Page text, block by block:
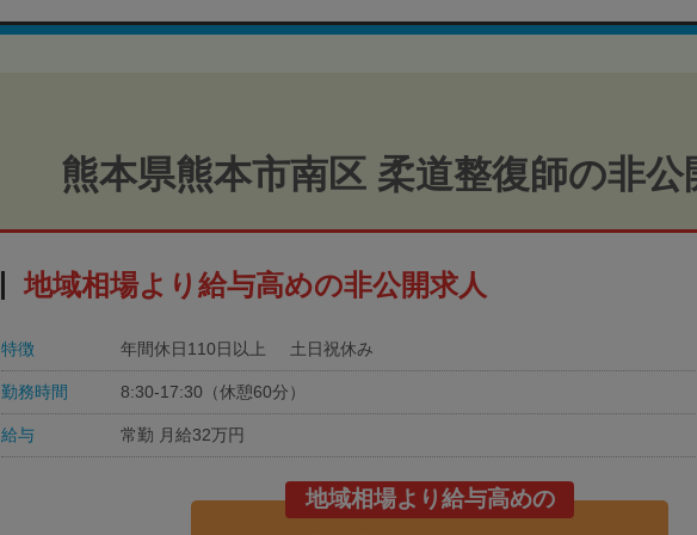
熊本県熊本市南区 柔道整復師の非公
地域相場より給与高めの非公開求人
特徴 年間休日110日以上 土日祝休み
勤務時間 8:30-17:30（休憩60分）
給与 常勤 月給32万円
地域相場より給与高めの